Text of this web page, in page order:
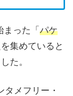
った「 パケ
集めていると
た。
メフリー・